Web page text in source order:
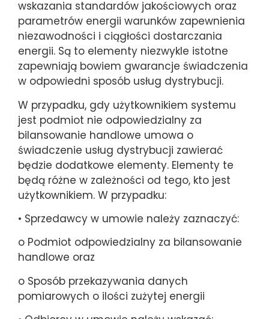
wskazania standardów jakościowych oraz
parametrów energii warunków zapewnienia
niezawodności i ciągłości dostarczania
energii. Są to elementy niezwykle istotne
zapewniają bowiem gwarancje świadczenia
w odpowiedni sposób usług dystrybucji.
W przypadku, gdy użytkownikiem systemu
jest podmiot nie odpowiedzialny za
bilansowanie handlowe umowa o
świadczenie usług dystrybucji zawierać
będzie dodatkowe elementy. Elementy te
będą różne w zależności od tego, kto jest
użytkownikiem. W przypadku:
• Sprzedawcy w umowie należy zaznaczyć:
o Podmiot odpowiedzialny za bilansowanie
handlowe oraz
o Sposób przekazywania danych
pomiarowych o ilości zużytej energii